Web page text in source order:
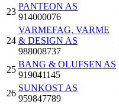
23
PANTEON AS
914000076
24
VARMEFAG, VARME
& DESIGN AS
988008737
25
BANG & OLUFSEN AS
919041145
26
SUNKOST AS
959847789